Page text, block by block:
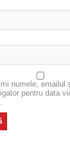
numele, emailul
pentru data